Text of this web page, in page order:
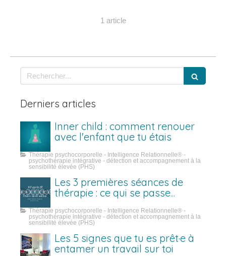
1 article
Rechercher
Derniers articles
Inner child : comment renouer
avec l'enfant que tu étais
Thérapie psychocorporelle - Intelligence Relationnelle® -
psychothérapie intégrative - détection et accompagnement à la
sensibilité élevée (PHS)
Les 3 premières séances de
thérapie : ce qui se passe
Thérapie psychocorporelle - Intelligence Relationnelle® -
psychothérapie intégrative - détection et accompagnement à la
sensibilité élevée (PHS)
Les 5 signes que tu es prêt·e à
entamer un travail sur toi